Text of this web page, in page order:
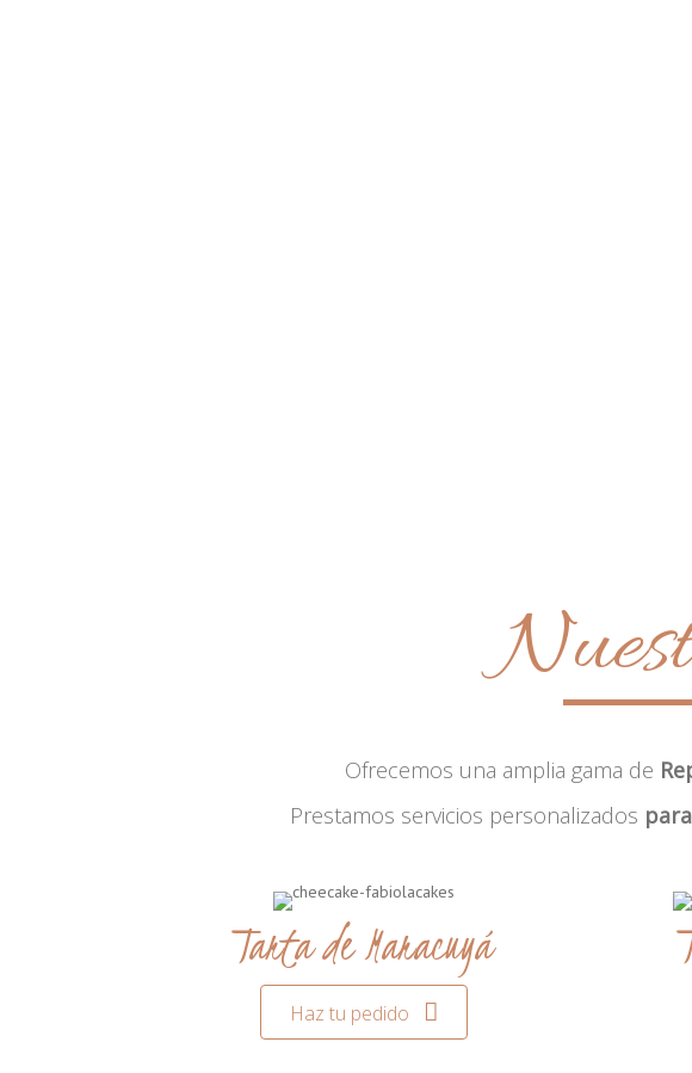
Ofrecemos una amplia gama de
Prestamos servicios personalizados
Tarta de Maracuyá
Haz tu pedido